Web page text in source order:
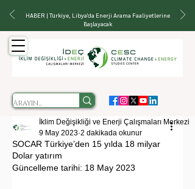
HABER | Türkiye, Libya'da Enerji Arama Faaliyetlerine
Başlayacak
SOCAR Türkiye’den 15 yılda 18 milyar
Dolar yatırım
İklim Değişikliği ve Enerji Çalışmaları Merkezi
9 May 2023 2 dakikada okunur
Güncelleme tarihi: 18 May 2023